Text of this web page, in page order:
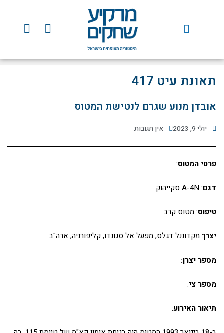
F
a
e
Y
o
t
תאונת עיט 417
אובדן מנוע שגרם לנטישת המטוס
יולי 9, 2023 אין תגובות
פרטי המטוס:
דגם: A-4N סקייהוק
טיפוס: מטוס קרב
יצרן: מקדוננל דגלס, מפעל אל סגונדו, קליפורניה, ארה"ב
מספר יצרן:
מספר צי:
תיאור האירוע: